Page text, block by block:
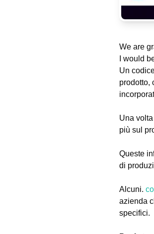
We are
I would
Un
prodotto,
Una
più sul
Queste
di
Alcuni.
azienda
specifici.